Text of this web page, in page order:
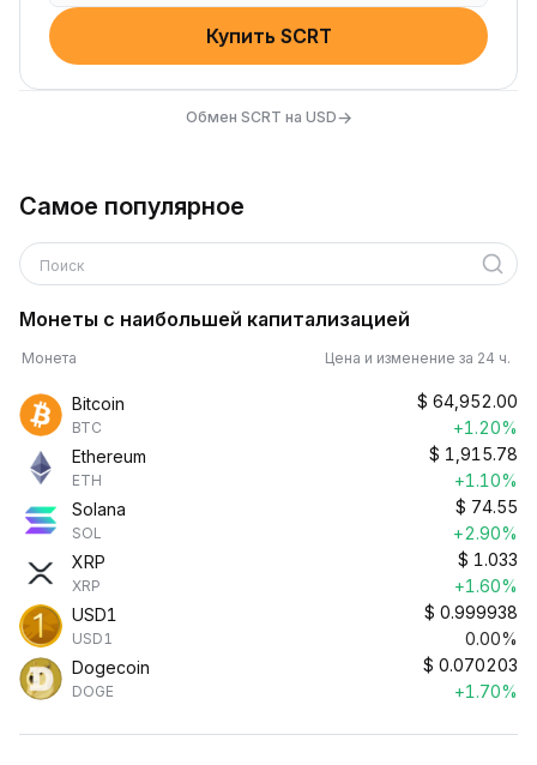
Купить SCRT
Обмен SCRT на USD→
Самое популярное
Поиск
Монеты с наибольшей капитализацией
Монета Цена и изменение за 24 ч.
Bitcoin
BTC
$ 64,952.00
+1.20%
Ethereum
ETH
$ 1,915.78
+1.10%
Solana
SOL
$ 74.55
+2.90%
XRP
XRP
$ 1.033
+1.60%
USD1
USD1
$ 0.999938
0.00%
Dogecoin
DOGE
$ 0.070203
+1.70%